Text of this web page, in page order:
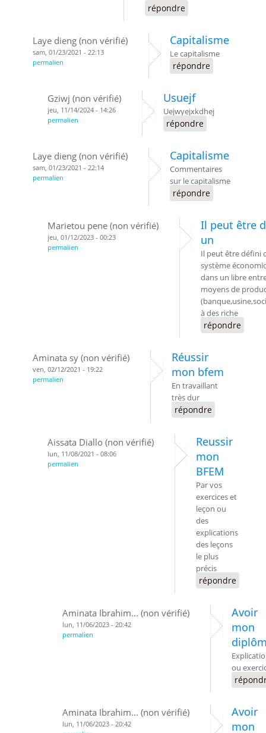
répondre
Laye dieng (non vérifié)
sam, 01/23/2021 - 22:13
permalien
Capitalisme
Le capitalisme
répondre
Gziwj (non vérifié)
jeu, 11/14/2024 - 14:26
permalien
Usuejf
Uejwyejxkdhej
répondre
Laye dieng (non vérifié)
sam, 01/23/2021 - 22:14
permalien
Capitalisme
Commentaires
sur le capitalisme
répondre
Marietou pene (non vérifié)
jeu, 01/12/2023 - 00:23
permalien
Il peut être
un
Il peut être défini
système
dans un libre
moyens de
à des riche
répondre
Aminata sy (non vérifié)
ven, 02/12/2021 - 19:22
permalien
Réussir
mon bfem
En travaillant
très dur
répondre
Aissata Diallo (non vérifié)
lun, 11/08/2021 - 08:06
permalien
Reussir
mon
BFEM
Par vos
exercices et
leçon ou
des
explications
des leçons
le plus
précis
répondre
Aminata Ibrahim... (non vérifié)
lun, 11/06/2023 - 20:42
permalien
Avoir
mon
ou
Aminata Ibrahim... (non vérifié)
lun, 11/06/2023 - 20:42
Avoir
mon